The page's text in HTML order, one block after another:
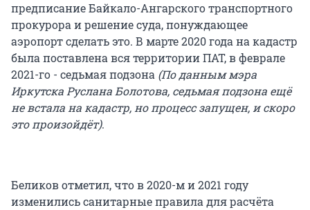
предписание Байкало-Ангарского транспортного
прокурора и решение суда, понуждающее
аэропорт сделать это. В марте 2020 года на кадастр
была поставлена вся территории ПАТ, в феврале
2021-го - седьмая подзона (По данным мэра
Иркутска Руслана Болотова, седьмая подзона ещё
не встала на кадастр, но процесс запущен, и скоро
это произойдёт).
Беликов отметил, что в 2020-м и 2021 году
изменились санитарные правила для расчёта